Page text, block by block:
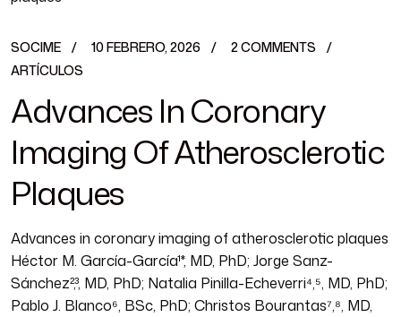
SOCIME 10 FEBRERO, 2026
2 COMMENTS
ARTÍCULOS
Advances In Coronary
Imaging Of Atherosclerotic
Plaques
Advances in coronary imaging of atherosclerotic plaques
Héctor M. García-García¹*, MD, PhD; Jorge Sanz-
Sánchez²,³, MD, PhD; Natalia Pinilla-Echeverri⁴,⁵, MD, PhD;
Pablo J. Blanco⁶, BSc, PhD; Christos Bourantas⁷,⁸, MD,